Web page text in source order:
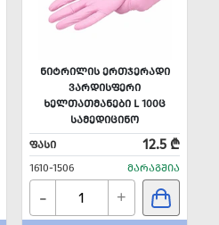
ᲜᲘᲢᲠᲘᲚᲘᲡ ᲔᲠᲗᲯᲔᲠᲐᲓᲘ
ᲕᲐᲠᲓᲘᲡᲤᲔᲠᲘ
ᲮᲔᲚᲗᲐᲗᲛᲐᲜᲔᲑᲘ L 100Ც
ᲡᲐᲛᲔᲓᲘᲪᲘᲜᲝ
ᲤᲐᲡᲘ
12.5 ₾
1610-1506 ᲛᲐᲠᲐᲒᲨᲘᲐ
- +